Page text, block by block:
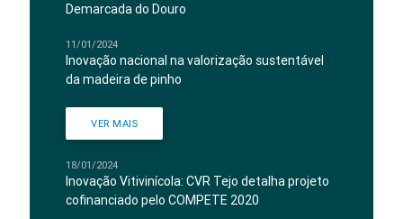
Demarcada do Douro
11/01/2024
Inovação nacional na valorização sustentável
da madeira de pinho
VER MAIS
18/01/2024
Inovação Vitivinícola: CVR Tejo detalha projeto
cofinanciado pelo COMPETE 2020